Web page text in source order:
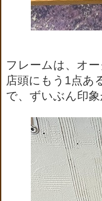
フレームは、オ
店頭にもう1点あ
で、ずいぶん印